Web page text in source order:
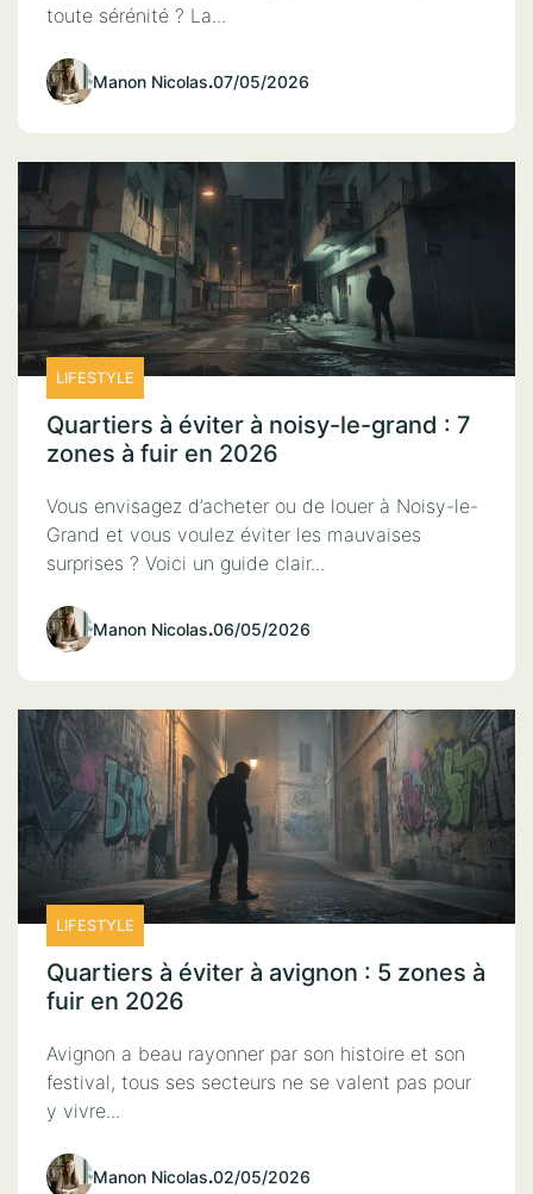
toute sérénité ? La...
Manon Nicolas.07/05/2026
LIFESTYLE
Quartiers à éviter à noisy-le-grand : 7
zones à fuir en 2026
Vous envisagez d’acheter ou de louer à Noisy-le-
Grand et vous voulez éviter les mauvaises
surprises ? Voici un guide clair...
Manon Nicolas.06/05/2026
LIFESTYLE
Quartiers à éviter à avignon : 5 zones à
fuir en 2026
Avignon a beau rayonner par son histoire et son
festival, tous ses secteurs ne se valent pas pour
y vivre...
Manon Nicolas.02/05/2026